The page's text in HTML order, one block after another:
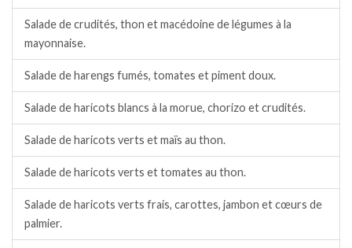
Salade de crudités, thon et macédoine de légumes à la
mayonnaise.
Salade de harengs fumés, tomates et piment doux.
Salade de haricots blancs à la morue, chorizo et crudités.
Salade de haricots verts et maïs au thon.
Salade de haricots verts et tomates au thon.
Salade de haricots verts frais, carottes, jambon et cœurs de
palmier.